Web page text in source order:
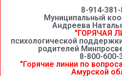
8-914-
Муниципальный
Андреева
"ГОРЯЧАЯ
психологической
родителей
8-800-600-
"Горячие линии по
Амурской